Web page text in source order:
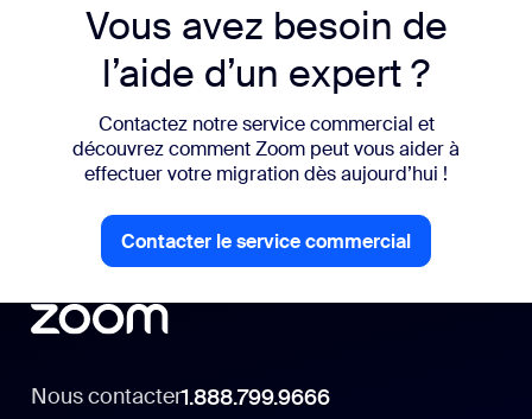
Vous avez besoin de
l’aide d’un expert ?
Contactez notre service commercial et
découvrez comment Zoom peut vous aider à
effectuer votre migration dès aujourd’hui !
Contacter le service commercial
Contacter le service commercial
Nous contacter1.888.799.9666